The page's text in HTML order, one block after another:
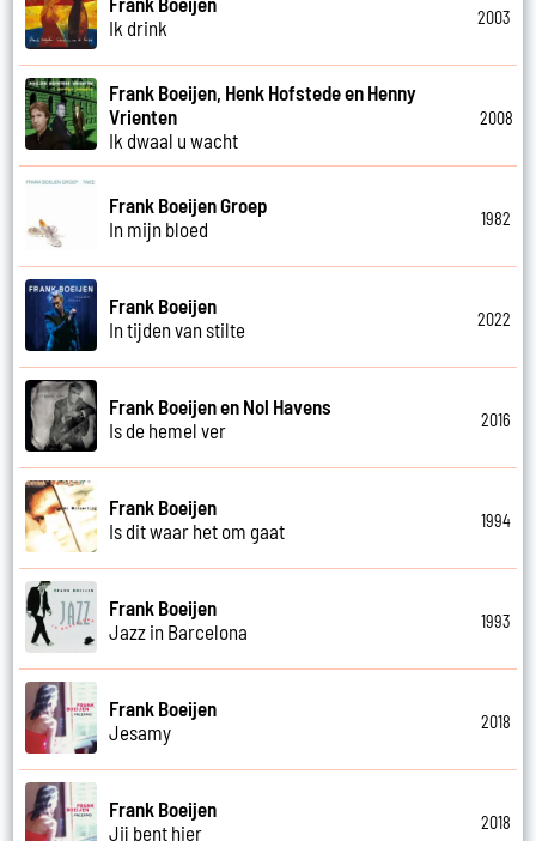
Ik drink
2003
Frank Boeijen, Henk Hofstede en Henny
Vrienten
Ik dwaal u wacht
2008
Frank Boeijen Groep
In mijn bloed
1982
Frank Boeijen
In tijden van stilte
2022
Frank Boeijen en Nol Havens
Is de hemel ver
2016
Frank Boeijen
Is dit waar het om gaat
1994
Frank Boeijen
Jazz in Barcelona
1993
Frank Boeijen
Jesamy
2018
Frank Boeijen
Jij bent hier
2018